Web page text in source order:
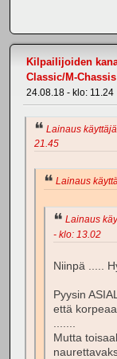
Kilpailijoiden
Classic/M-
24.08.18 - klo: 11.24
Lainaus
21.45
Lainaus
Lainaus
- klo: 13.02
Niinpä .....
Pyysin
että
Mutta